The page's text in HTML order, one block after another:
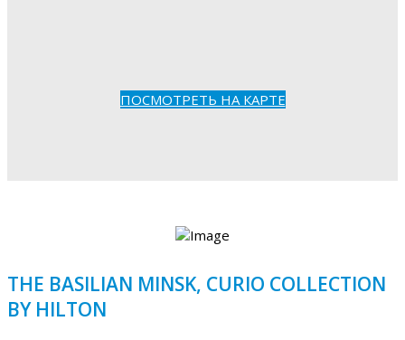
ПОСМОТРЕТЬ НА КАРТЕ
THE BASILIAN MINSK, CURIO COLLECTION
BY HILTON